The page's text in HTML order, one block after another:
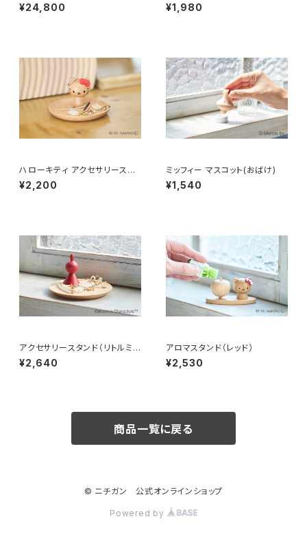
¥24,800 ¥1,980
ハローキティ アクセサリースタ
ンド（レッド）
¥2,200
ミッフィー マスコット(おばけ)
¥1,540
アクセサリースタンド（リトルミ
イ）
¥2,640
アロマスタンド（レッド）
¥2,530
商品一覧に戻る
© ニチガン 公式オンラインショップ
Powered by